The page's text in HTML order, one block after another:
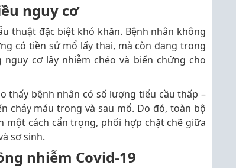
nguy cơ
thuật đặc biệt khó khăn. Bệnh nhân không
có tiền sử mổ lấy thai, mà còn đang trong
nguy cơ lây nhiễm chéo và biến chứng cho
thấy bệnh nhân có số lượng tiểu cầu thấp –
chảy máu trong và sau mổ. Do đó, toàn bộ
cách cẩn trọng, phối hợp chặt chẽ giữa
sơ sinh.
nhiễm Covid-19